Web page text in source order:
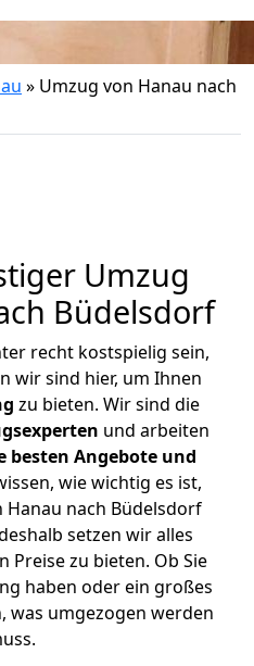
» Umzug von Hanau nach
Umzug
Büdelsdorf
recht kostspielig sein,
wir sind hier, um Ihnen
zu bieten. Wir sind die
und arbeiten
besten Angebote und
wie wichtig es ist,
nach Büdelsdorf
setzen wir alles
Preise zu bieten. Ob Sie
haben oder ein großes
was umgezogen werden